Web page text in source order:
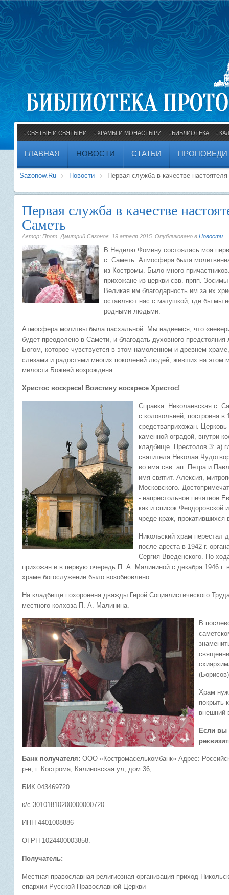
СВЯТЫЕ И СВЯТЫНИ ХРАМЫ И МОНАСТЫРИ БИБЛИОТЕКА
ГЛАВНАЯ НОВОСТИ СТАТЬИ ПРОПОВЕДИ
Sazonow.Ru Новости Первая служба в качестве
Первая служба в качестве
Саметь
Автор: Прот. Дмитрий Сазонов. 19 апреля 2015 . Опубликовано в Новости
В Неделю Фомину состоялась моя
с. Саметь. Атмосфера была
из Костромы. Было много
прихожане из церкви свв. прпп.
Великая им благодарность им за их
оставляют нас с матушкой, где бы мы
родными людьми.
Атмосфера молитвы была пасхальной. Мы надеемся, что
будет преодолено в Самети, и благодать духовного
Богом, которое чувствуется в этом намоленном и древнем
слезами и радостями многих поколений людей, живших на этом
милости Божией возрождена.
Христос воскресе! Воистину воскресе Христос!
Справка: Николаевская с.
с колокольней, построена в
средстваприхожан. Церковь
каменной оградой, внутри
кладбище. Престолов 3: а)
святителя Николая
во имя свв. ап. Петра и
имя святит. Алексия,
Московского.
- напрестольное печатное
как и список
чреде краж, прокатившихся
Никольский храм перестал
после ареста в 1942 г.
Сергия Введенского. По
прихожан и в первую очередь П. А. Малининой с декабря 1946 г.
храме богослужение было возобновлено.
На кладбище похоронена дважды Герой Социалистического
местного колхоза П. А. Малинина.
В
Храм
покрыть
внешний
Если вы
Банк получателя: ООО «Костромаселькомбанк» Адрес:
р-н, г. Кострома, Калиновская ул, дом 36,
БИК 043469720
к/с 30101810200000000720
ИНН 4401008886
ОГРН 1024400003858.
Получатель:
Местная православная религиозная организация приход
епархии Русской Православной Церкви